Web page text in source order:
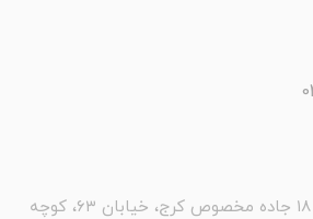
آدرس : تهران، کیلومتر ۱۸ جاده مخصوص کرج، خیابان ۶۳، کوچه